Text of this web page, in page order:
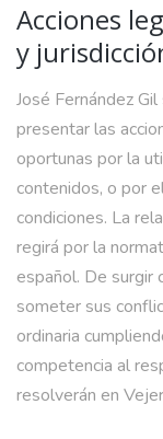
Acciones
y
José Fernández
presentar las
oportunas por la
contenidos, o por
condiciones. La
regirá por la
español. De surgir
someter sus
ordinaria
competencia al
resolverán en